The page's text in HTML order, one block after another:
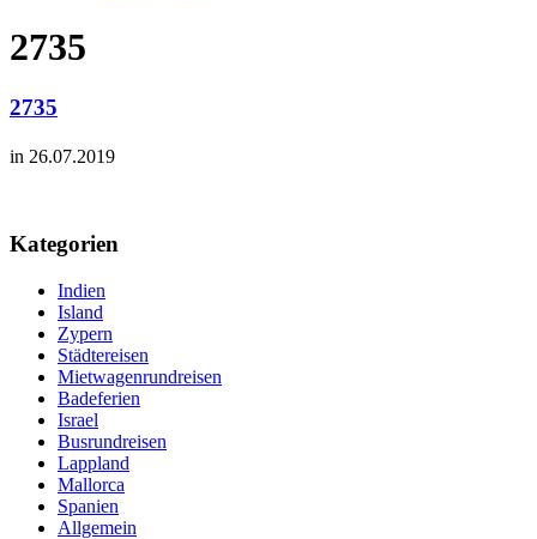
2735
2735
in 26.07.2019
Kategorien
Indien
Island
Zypern
Städtereisen
Mietwagenrundreisen
Badeferien
Israel
Busrundreisen
Lappland
Mallorca
Spanien
Allgemein